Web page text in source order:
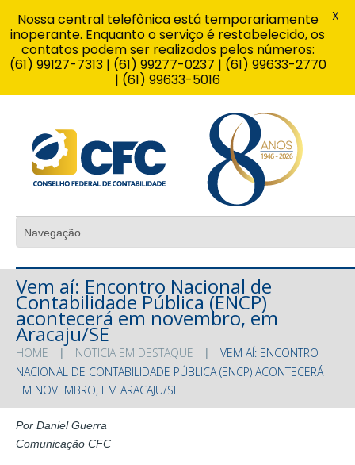
Vem aí: Encontro Nacional de
Contabilidade Pública (ENCP)
acontecerá em novembro, em
Aracaju/SE
HOME NOTICIA EM DESTAQUE
VEM AÍ: ENCONTRO
NACIONAL DE CONTABILIDADE PÚBLICA (ENCP) ACONTECERÁ
EM NOVEMBRO, EM ARACAJU/SE
Por Daniel Guerra
Comunicação CFC
Nossa central telefônica está temporariamente
inoperante. Enquanto o serviço é restabelecido, os
contatos podem ser realizados pelos números:
(61) 99127-7313 | (61) 99277-0237 | (61) 99633-2770
| (61) 99633-5016
X